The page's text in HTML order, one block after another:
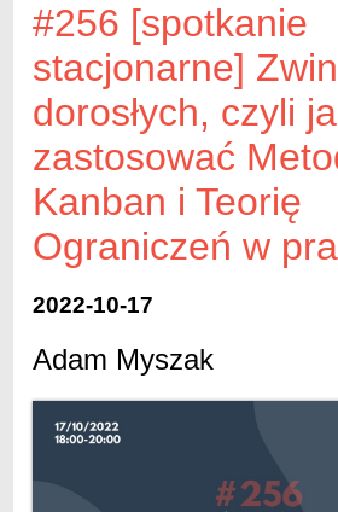
#256 [spotkanie
stacjonarne]
dorosłych, czyli
zastosować
Kanban i Teorię
Ograniczeń w
2022-10-17
Adam Myszak